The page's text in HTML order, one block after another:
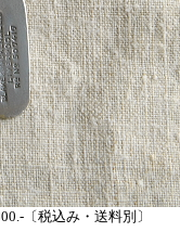
〔税込み・送料別〕